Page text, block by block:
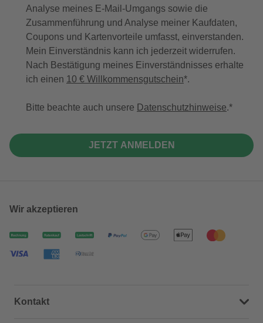
Analyse meines E-Mail-Umgangs sowie die
Zusammenführung und Analyse meiner Kaufdaten,
Coupons und Kartenvorteile umfasst, einverstanden.
Mein Einverständnis kann ich jederzeit widerrufen.
Nach Bestätigung meines Einverständnisses erhalte
ich einen 10 € Willkommensgutschein*.
Bitte beachte auch unsere Datenschutzhinweise.
JETZT ANMELDEN
Wir akzeptieren
Kontakt